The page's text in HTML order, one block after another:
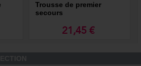
Trousse de premier
secours
21,45 €